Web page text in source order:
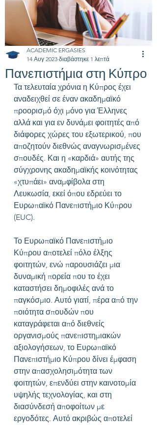
Πανεπιστήμια στη Κύπρο
ACADEMIC ERGASIES
14 Αυγ 2023 διαβάστηκε 1 λεπτά
Τα τελευταία χρόνια η Κύπρος έχει
αναδειχθεί σε έναν ακαδημαϊκό
προορισμό όχι μόνο για Έλληνες
αλλά και για εν δυνάμει φοιτητές από
διάφορες χώρες του εξωτερικού, που
αποζητούν διεθνώς αναγνωρισμένες
σπουδές. Και η «καρδιά» αυτής της
σύγχρονης ακαδημαϊκής κοινότητας
«χτυπάει» αναμφίβολα στη
Λευκωσία, εκεί όπου εδρεύει το
Ευρωπαϊκό Πανεπιστήμιο Κύπρου
(EUC).
Το Ευρωπαϊκό Πανεπιστήμιο
Κύπρου αποτελεί πόλο έλξης
φοιτητών, ενώ παρουσιάζει μια
δυναμική πορεία που το έχει
καταστήσει δημοφιλές ανά το
παγκόσμιο. Αυτό γιατί, πέρα από την
ποιότητα σπουδών που
καταγράφεται από διεθνείς
οργανισμούς πανεπιστημιακών
αξιολογήσεων, το Ευρωπαϊκό
Πανεπιστήμιο Κύπρου δίνει έμφαση
στην απασχολησιμότητα των
φοιτητών, επενδύει στην καινοτομία
υψηλής τεχνολογίας, και στη
διασύνδεσή αποφοίτων με
εργοδότες. Αυτό ακριβώς αποτελεί